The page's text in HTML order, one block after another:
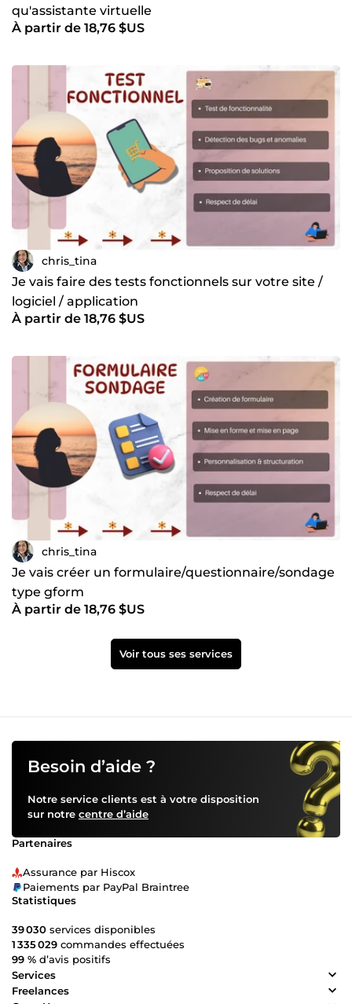
qu'assistante virtuelle
À partir de 18,76 $US
chris_tina
Je vais faire des tests fonctionnels sur votre site /
logiciel / application
À partir de 18,76 $US
chris_tina
Je vais créer un formulaire/questionnaire/sondage
type gform
À partir de 18,76 $US
Voir tous ses services
Besoin d’aide ?
Notre service clients est à votre disposition
sur notre centre d’aide
Partenaires
Assurance par Hiscox
Paiements par PayPal Braintree
Statistiques
39 030 services disponibles
1 335 029 commandes effectuées
99 % d’avis positifs
Services
Freelances